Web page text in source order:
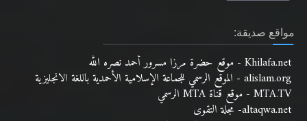
مواقع صديقة:
Khilafa.net - موقع حضرة مرزا مسرور أحمد نصره الله
alislam.org - الموقع الرسمي للجماعة الإسلامية الأحمدية باللغة الانجليزية
MTA.TV - موقع قناة MTA الرسمي
altaqwa.net- مجلة التقوى